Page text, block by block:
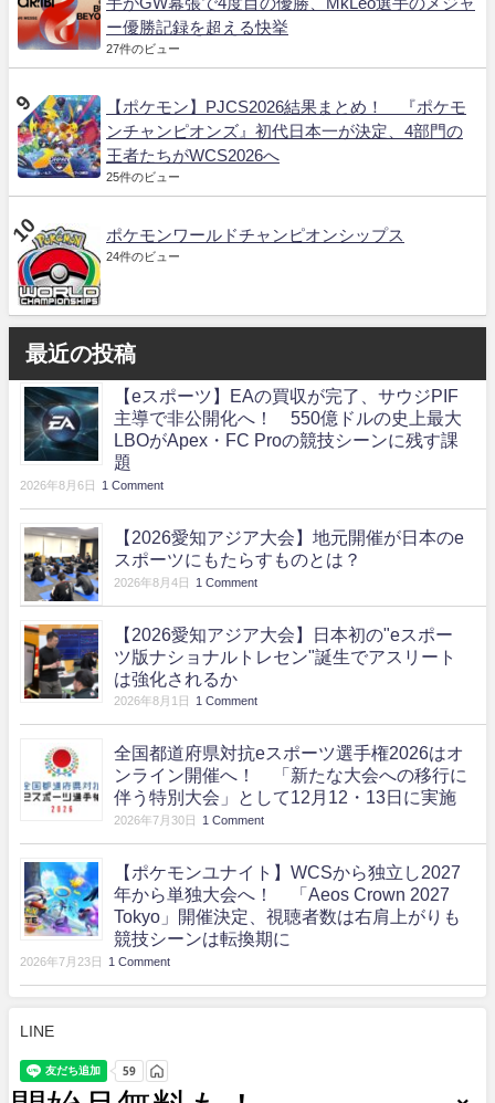
ー優勝記録を超える快挙
27件のビュー
【ポケモン】PJCS2026結果まとめ！ 『ポケモ
ンチャンピオンズ』初代日本一が決定、4部門の
王者たちがWCS2026へ
25件のビュー
ポケモンワールドチャンピオンシップス
24件のビュー
最近の投稿
【eスポーツ】EAの買収が完了、サウジPIF
主導で非公開化へ！ 550億ドルの史上最大
LBOがApex・FC Proの競技シーンに残す課
題
2026年8月6日 1 Comment
【2026愛知アジア大会】地元開催が日本のe
スポーツにもたらすものとは？
2026年8月4日 1 Comment
【2026愛知アジア大会】日本初の"eスポー
ツ版ナショナルトレセン"誕生でアスリート
は強化されるか
2026年8月1日 1 Comment
全国都道府県対抗eスポーツ選手権2026はオ
ンライン開催へ！ 「新たな大会への移行に
伴う特別大会」として12月12・13日に実施
2026年7月30日 1 Comment
【ポケモンユナイト】WCSから独立し2027
年から単独大会へ！ 「Aeos Crown 2027
Tokyo」開催決定、視聴者数は右肩上がりも
競技シーンは転換期に
2026年7月23日 1 Comment
LINE